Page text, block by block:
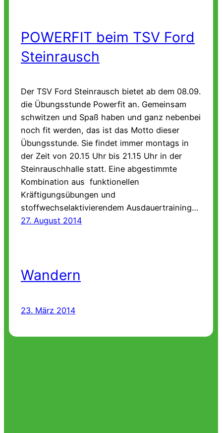
POWERFIT beim TSV Ford
Steinrausch
Der TSV Ford Steinrausch bietet ab dem 08.09.
die Übungsstunde Powerfit an. Gemeinsam
schwitzen und Spaß haben und ganz nebenbei
noch fit werden, das ist das Motto dieser
Übungsstunde. Sie findet immer montags in
der Zeit von 20.15 Uhr bis 21.15 Uhr in der
Steinrauschhalle statt. Eine abgestimmte
Kombination aus funktionellen
Kräftigungsübungen und
stoffwechselaktivierendem Ausdauertraining…
27. August 2014
Wandern
23. März 2014